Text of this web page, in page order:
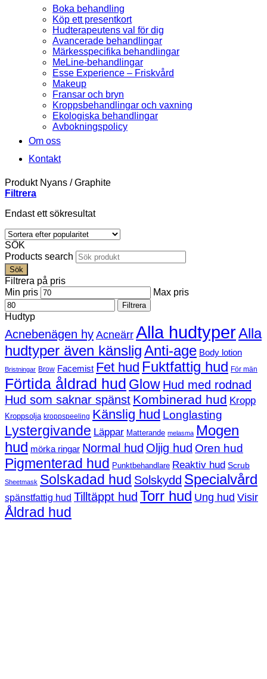
Boka behandling
Köp ett presentkort
Hudterapeutens val för dig
Avancerade behandlingar
Märkesspecifika behandlingar
MeLine-behandlingar
Esse Experience – Friskvård
Makeup
Fransar och bryn
Kroppsbehandlingar och vaxning
Ekologiska behandlingar
Avbokningspolicy
Om oss
Kontakt
Produkt Nyans /Graphite
Filtrera
Endast ett sökresultat
SÖK
Products search
Sök
Filtrera på pris
Min pris
Max pris
Filtrera
Hudtyp
Acnebenägen hy Acneärr Alla hudtyperAlla
hudtyper även känsligAnti-age Body lotion
Bristningar Brow Facemist Fet hud Fuktfattig hud För män
Förtida åldrad hud Glow Hud med rodnad
Hud som saknar spänst Kombinerad hud Kropp
Kroppsolja kroppspeeling Känslig hud Longlasting
Lystergivande Läppar Matterande melasma Mogen
hud mörka ringar Normal hud Oljig hud Oren hud
Pigmenterad hud Punktbehandlare Reaktiv hud Scrub
Sheetmask Solskadad hud Solskydd Specialvård
spänstfattig hud Tilltäppt hud Torr hud Ung hud Visir
Åldrad hud